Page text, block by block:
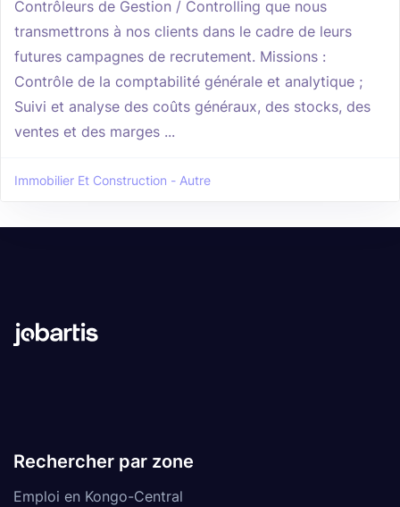
Contrôleurs de Gestion / Controlling que nous
transmettrons à nos clients dans le cadre de leurs
futures campagnes de recrutement. Missions :
Contrôle de la comptabilité générale et analytique ;
Suivi et analyse des coûts généraux, des stocks, des
ventes et des marges ...
Immobilier Et Construction - Autre
Rechercher par zone
Emploi en Kongo-Central